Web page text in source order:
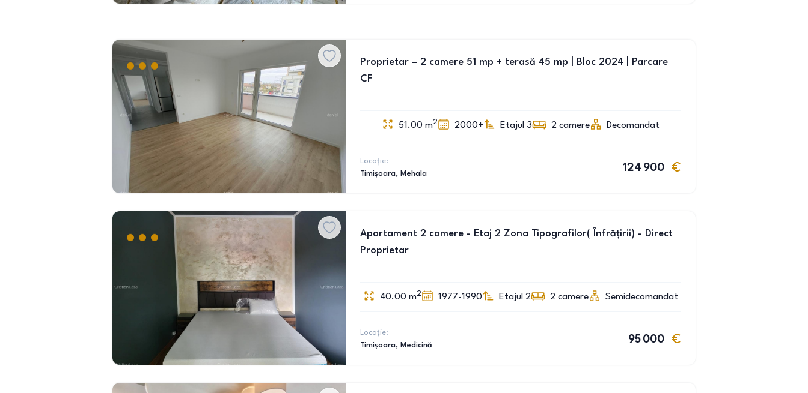
Proprietar – 2 camere 51 mp + terasă 45 mp | Bloc 2024 | Parcare
CF
51.00 m2 2000+ Etajul 3 2 camere Decomandat
Locație:
Timișoara, Mehala
124 900
Apartament 2 camere - Etaj 2 Zona Tipografilor( Înfrățirii) - Direct
Proprietar
40.00 m2 1977-1990 Etajul 2 2 camere Semidecomandat
Locație:
Timișoara, Medicină
95 000